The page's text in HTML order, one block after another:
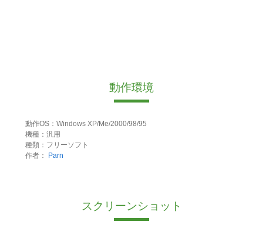
動作環境
動作OS：Windows XP/Me/2000/98/95
機種：汎用
種類：フリーソフト
作者：
Parn
スクリーンショット